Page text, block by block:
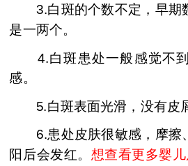
3.白斑的个数不定，早期
是一两个。
4.白斑患处一般感觉不到
感。
5.白斑表面光滑，没有皮屑
6.患处皮肤很敏感，摩擦
阳后会发红。 想查看更多婴